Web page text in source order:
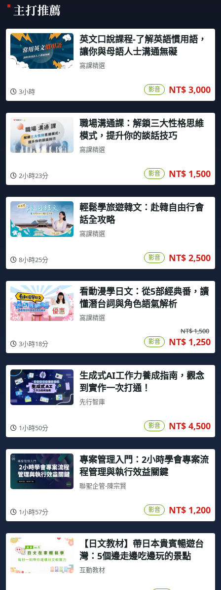
主打推薦
英文口說課程-了解英語慣用語，
讓你與母語人士溝通無礙
窩課精選
3小時 影音 NT$ 3,000
職場溝通課：解鎖三大性格思維
模式，提升你的談話技巧
窩課精選
2小時23分 影音 NT$ 1,500
輕鬆學旅遊韓文：赴韓自由行會
話全攻略
窩課精選
8小時25分 影音 NT$ 2,500
優惠
看動漫學日文：從5部經典番，讀
懂潛台詞與角色語氣解析
窩課精選
3小時18分
NT$ 1,500
影音 NT$ 1,250
生成式AI工作力養成指南，觀念
到實作一次打通！
先行智庫
1小時50分 影音 NT$ 4,500
專案管理入門：2小時學會專案流
程管理與執行效益關鍵
聯聖企管-陳宗賢
1小時57分 影音 NT$ 1,200
【日文教材】帶日本貴賓暢遊台
灣：5個邊走邊吃邊玩的景點
互動教材